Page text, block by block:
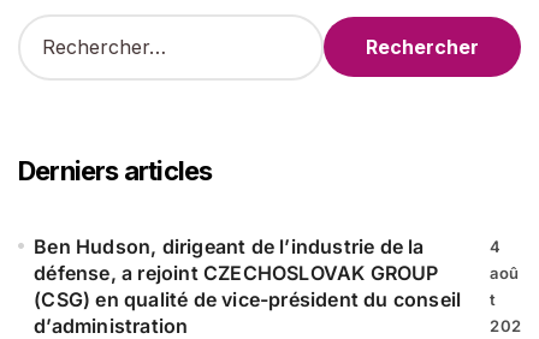
R
e
r
c
e
Derniers articles
Ben Hudson, dirigeant de l’industrie de la
défense, a rejoint CZECHOSLOVAK GROUP
(CSG) en qualité de vice-président du conseil
d’administration
4
aoû
t
202